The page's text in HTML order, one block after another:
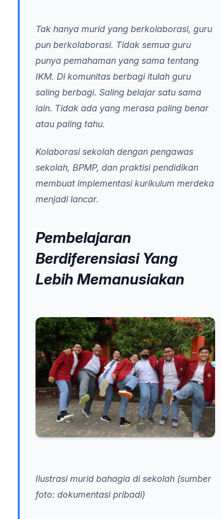
Tak hanya murid yang berkolaborasi, guru
pun berkolaborasi. Tidak semua guru
punya pemahaman yang sama tentang
IKM. Di komunitas berbagi itulah guru
saling berbagi. Saling belajar satu sama
lain. Tidak ada yang merasa paling benar
atau paling tahu.
Kolaborasi sekolah dengan pengawas
sekolah, BPMP, dan praktisi pendidikan
membuat implementasi kurikulum merdeka
menjadi lancar.
Pembelajaran
Berdiferensiasi Yang
Lebih Memanusiakan
Ilustrasi murid bahagia di sekolah (sumber
foto: dokumentasi pribadi)